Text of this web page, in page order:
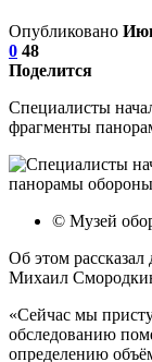
Опубликовано
0 48
Поделится
Специалисты
фрагменты
© Музей
Об этом
Михаил
«Сейчас мы
обследованию
определению